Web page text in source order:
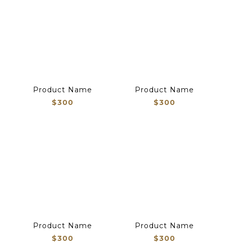
Product Name
$300
Product Name
$300
Product Name
$300
Product Name
$300